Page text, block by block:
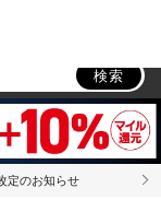
検索
定のお知らせ